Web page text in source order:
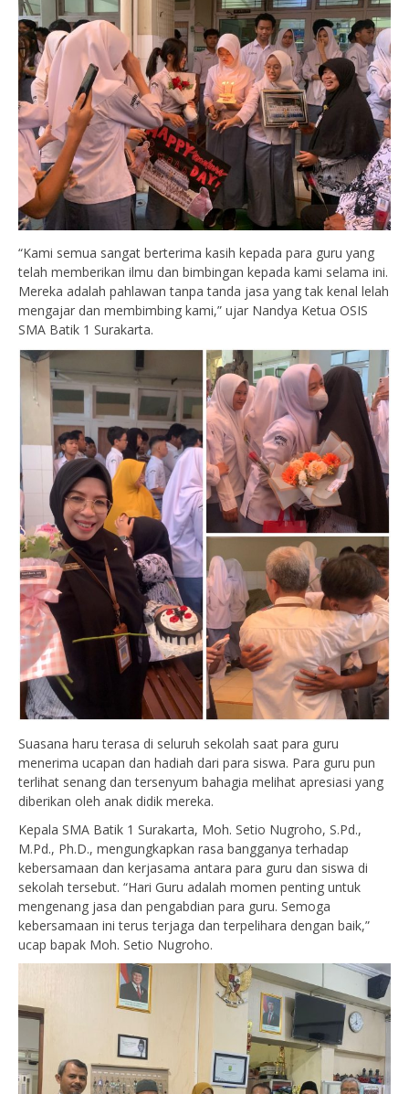
“Kami semua sangat berterima kasih kepada para guru yang
telah memberikan ilmu dan bimbingan kepada kami selama ini.
Mereka adalah pahlawan tanpa tanda jasa yang tak kenal lelah
mengajar dan membimbing kami,” ujar Nandya Ketua OSIS
SMA Batik 1 Surakarta.
Suasana haru terasa di seluruh sekolah saat para guru
menerima ucapan dan hadiah dari para siswa. Para guru pun
terlihat senang dan tersenyum bahagia melihat apresiasi yang
diberikan oleh anak didik mereka.
Kepala SMA Batik 1 Surakarta, Moh. Setio Nugroho, S.Pd.,
M.Pd., Ph.D., mengungkapkan rasa bangganya terhadap
kebersamaan dan kerjasama antara para guru dan siswa di
sekolah tersebut. “Hari Guru adalah momen penting untuk
mengenang jasa dan pengabdian para guru. Semoga
kebersamaan ini terus terjaga dan terpelihara dengan baik,”
ucap bapak Moh. Setio Nugroho.